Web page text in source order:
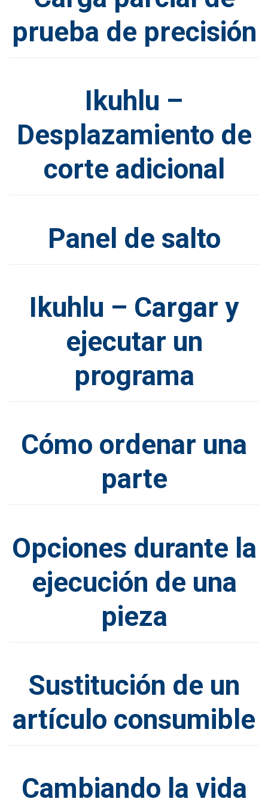
prueba de precisión
Ikuhlu –
Desplazamiento de
corte adicional
Panel de salto
Ikuhlu – Cargar y
ejecutar un
programa
Cómo ordenar una
parte
Opciones durante la
ejecución de una
pieza
Sustitución de un
artículo consumible
Cambiando la vida